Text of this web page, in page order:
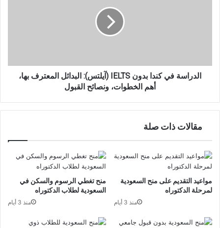
بها،
الدراسة في كندا بدون IELTS (آيلتس): البدائل المعترف بها،
أهم الخطوات، ونصائح القبول
مقالات ذات صلة
منح تغطي الرسوم والسكن في
السعودية لطلاب الدكتوراه
منذ 3 أيام
مواعيد التقديم على منح السعودية
لمرحلة الدكتوراه
منذ 3 أيام